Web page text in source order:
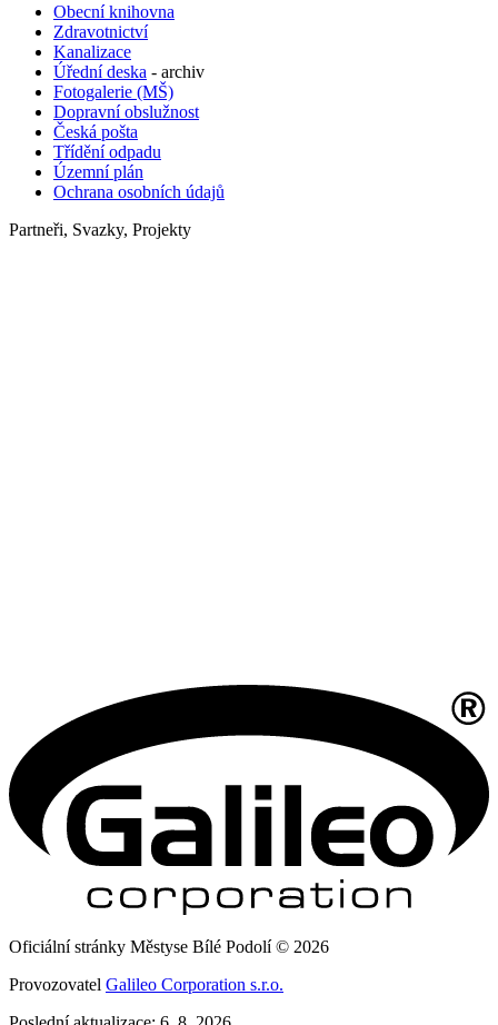
Obecní knihovna
Zdravotnictví
Kanalizace
Úřední deska - archiv
Fotogalerie (MŠ)
Dopravní obslužnost
Česká pošta
Třídění odpadu
Územní plán
Ochrana osobních údajů
Partneři, Svazky, Projekty
Oficiální stránky Městyse Bílé Podolí © 2026
Provozovatel Galileo Corporation s.r.o.